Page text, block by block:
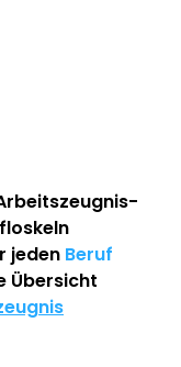
jeden Beruf
Übersicht